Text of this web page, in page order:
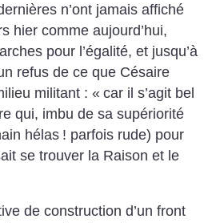
n’ont jamais affiché
hier comme aujourd’hui,
pour l’égalité, et jusqu’à
refus de ce que Césaire
militant : « car il s’agit bel
qui, imbu de sa supériorité
hélas ! parfois rude) pour
se trouver la Raison et le
de construction d’un front